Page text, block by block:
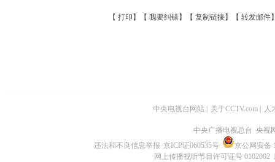
【 打印 】【 我要纠错】【 复制链接】【 转发邮件
中央电视台网站 关于CCTV.com 人
中央广播电视总台 央视
违法和不良信息举报 京ICP证060535号
京公网安备
网上传播视听节目许可证号 0102002